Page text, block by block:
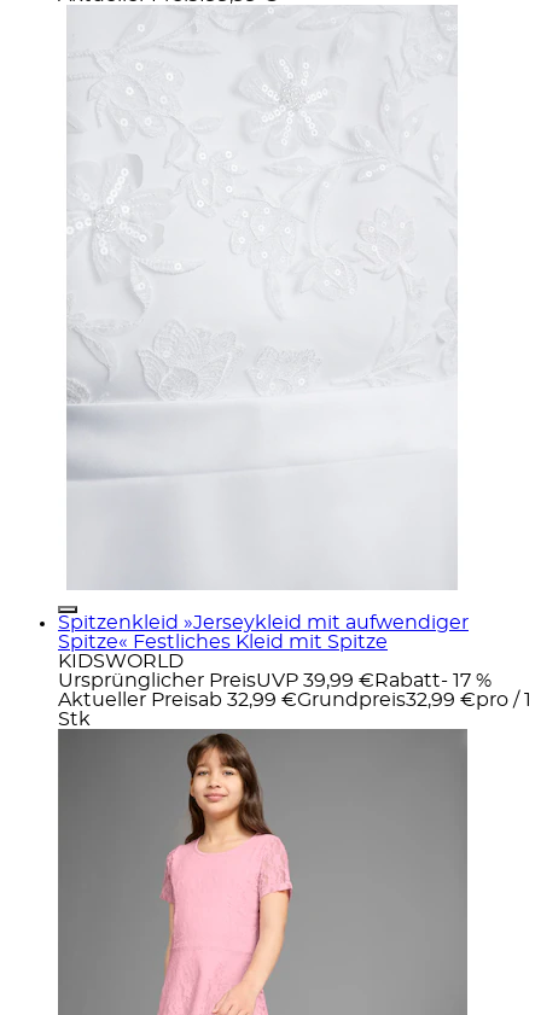
Spitzenkleid »Jerseykleid mit aufwendiger
Spitze« Festliches Kleid mit Spitze
KIDSWORLD
Ursprünglicher PreisUVP 39,99 € Rabatt- 17 %
Aktueller Preisab 32,99 €Grundpreis32,99 €pro / 1
Stk